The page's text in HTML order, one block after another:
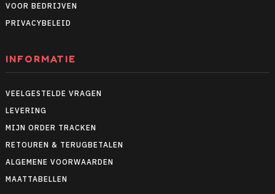
VOOR BEDRIJVEN
PRIVACYBELEID
INFORMATIE
VEELGESTELDE VRAGEN
LEVERING
MIJN ORDER TRACKEN
RETOUREN & TERUGBETALEN
ALGEMENE VOORWAARDEN
MAATTABELLEN